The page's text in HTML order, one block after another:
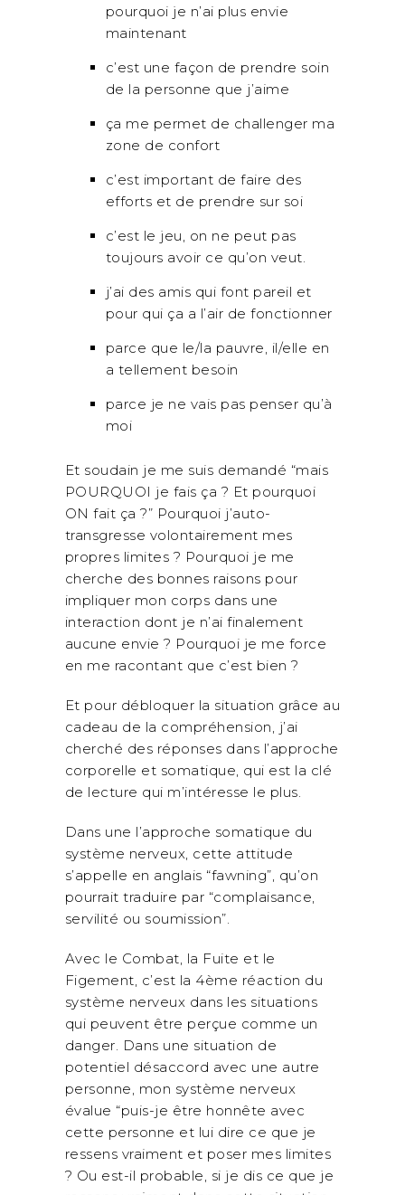
pourquoi je n’ai plus envie
maintenant
c’est une façon de prendre soin
de la personne que j’aime
ça me permet de challenger ma
zone de confort
c’est important de faire des
efforts et de prendre sur soi
c’est le jeu, on ne peut pas
toujours avoir ce qu’on veut.
j’ai des amis qui font pareil et
pour qui ça a l’air de fonctionner
parce que le/la pauvre, il/elle en
a tellement besoin
parce je ne vais pas penser qu’à
moi
Et soudain je me suis demandé “mais
POURQUOI je fais ça ? Et pourquoi
ON fait ça ?” Pourquoi j’auto-
transgresse volontairement mes
propres limites ? Pourquoi je me
cherche des bonnes raisons pour
impliquer mon corps dans une
interaction dont je n’ai finalement
aucune envie ? Pourquoi je me force
en me racontant que c’est bien ?
Et pour débloquer la situation grâce au
cadeau de la compréhension, j’ai
cherché des réponses dans l’approche
corporelle et somatique, qui est la clé
de lecture qui m’intéresse le plus.
Dans une l’approche somatique du
système nerveux, cette attitude
s’appelle en anglais “fawning”, qu’on
pourrait traduire par “complaisance,
servilité ou soumission”.
Avec le Combat, la Fuite et le
Figement, c’est la 4ème réaction du
système nerveux dans les situations
qui peuvent être perçue comme un
danger. Dans une situation de
potentiel désaccord avec une autre
personne, mon système nerveux
évalue “puis-je être honnête avec
cette personne et lui dire ce que je
ressens vraiment et poser mes limites
? Ou est-il probable, si je dis ce que je